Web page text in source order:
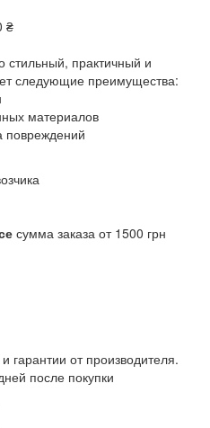
₴
стильный, практичный и
следующие преимущества:
материалов
повреждений
сумма заказа от 1500 грн
гарантии от производителя.
после покупки